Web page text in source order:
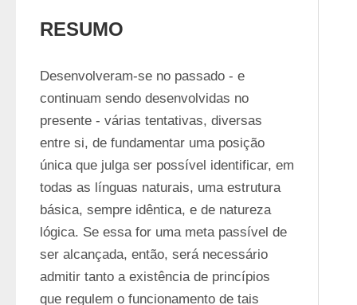
RESUMO
Desenvolveram-se no passado - e
continuam sendo desenvolvidas no
presente - várias tentativas, diversas
entre si, de fundamentar uma posição
única que julga ser possível identificar, em
todas as línguas naturais, uma estrutura
básica, sempre idêntica, e de natureza
lógica. Se essa for uma meta passível de
ser alcançada, então, será necessário
admitir tanto a existência de princípios
que regulem o funcionamento de tais